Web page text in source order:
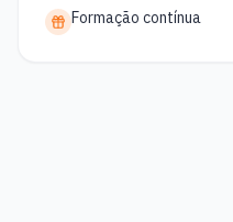
Formação contínua